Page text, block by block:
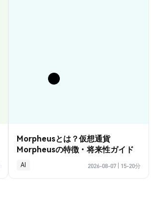
Morpheusとは？仮想通貨
Morpheusの特徴・将来性ガイド
AI 2026-08-07 15-20分